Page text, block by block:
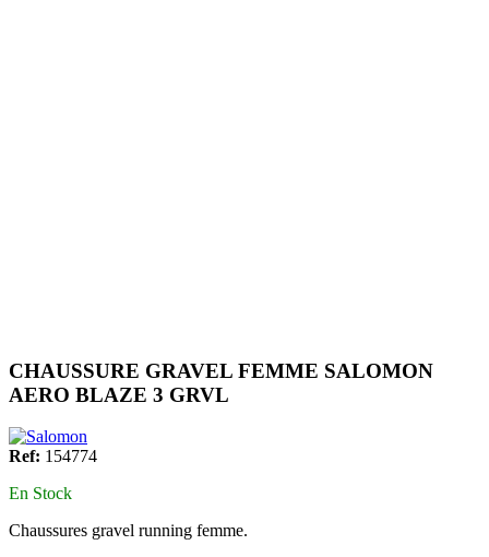
CHAUSSURE GRAVEL FEMME SALOMON
AERO BLAZE 3 GRVL
Ref: 154774
En Stock
Chaussures gravel running femme.